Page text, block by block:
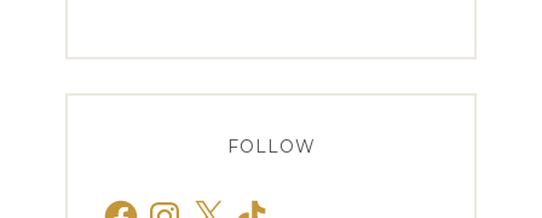
FOLLOW
FacebookInstagram
X TikTok